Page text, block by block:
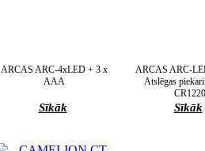
ARCAS ARC-4xLED + 3 x
AAA
Sīkāk
ARCAS ARC-
Atslēgas
CR1220
Sīkāk